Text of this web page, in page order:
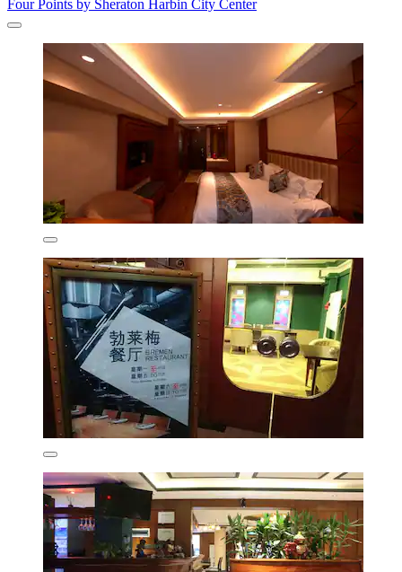
Four Points by Sheraton Harbin City Center